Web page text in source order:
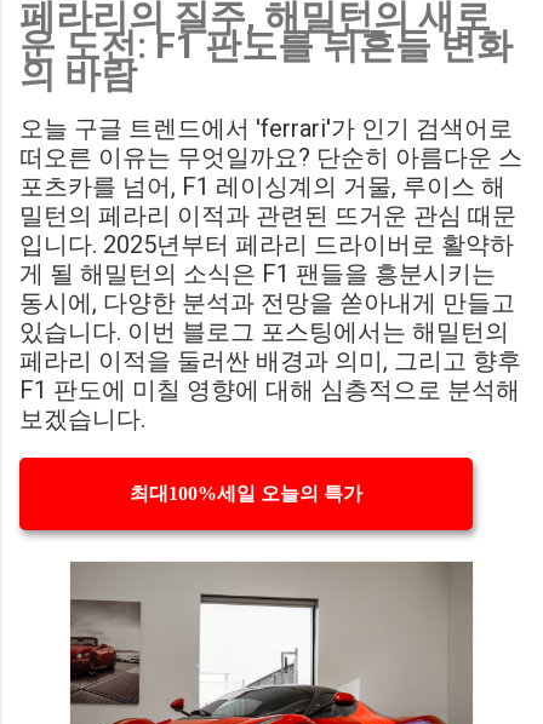
Birmingham City LIVE Score Updates in EFL Championship
Match : 경기 당일 실시간 스코어 업데이트를 제공하는 뉴스로,
팬들의 높은 관심도를 반영합니다. Chris Davies: Birmingham
City boss says his side have to try to "be themselves" away
from home : 버밍엄 시티의 크리스 데이비스 감독은 원정 경기
에서 팀 고유의 색깔을 유지하는 것이 중요하다고 강조했습니
다. ...
페라리의 질주, 해밀턴의 새로
운 도전: F1 판도를 뒤흔들 변화
의 바람
오늘 구글 트렌드에서 'ferrari'가 인기 검색어로
떠오른 이유는 무엇일까요? 단순히 아름다운 스
포츠카를 넘어, F1 레이싱계의 거물, 루이스 해
밀턴의 페라리 이적과 관련된 뜨거운 관심 때문
입니다. 2025년부터 페라리 드라이버로 활약하
게 될 해밀턴의 소식은 F1 팬들을 흥분시키는
동시에, 다양한 분석과 전망을 쏟아내게 만들고
있습니다. 이번 블로그 포스팅에서는 해밀턴의
페라리 이적을 둘러싼 배경과 의미, 그리고 향후
F1 판도에 미칠 영향에 대해 심층적으로 분석해
보겠습니다.
최대100%세일 오늘의 특가